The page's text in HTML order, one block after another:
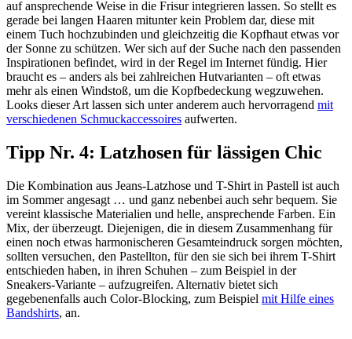
auf ansprechende Weise in die Frisur integrieren lassen. So stellt es
gerade bei langen Haaren mitunter kein Problem dar, diese mit
einem Tuch hochzubinden und gleichzeitig die Kopfhaut etwas vor
der Sonne zu schützen. Wer sich auf der Suche nach den passenden
Inspirationen befindet, wird in der Regel im Internet fündig. Hier
braucht es – anders als bei zahlreichen Hutvarianten – oft etwas
mehr als einen Windstoß, um die Kopfbedeckung wegzuwehen.
Looks dieser Art lassen sich unter anderem auch hervorragend mit
verschiedenen Schmuckaccessoires aufwerten.
Tipp Nr. 4: Latzhosen für lässigen Chic
Die Kombination aus Jeans-Latzhose und T-Shirt in Pastell ist auch
im Sommer angesagt … und ganz nebenbei auch sehr bequem. Sie
vereint klassische Materialien und helle, ansprechende Farben. Ein
Mix, der überzeugt. Diejenigen, die in diesem Zusammenhang für
einen noch etwas harmonischeren Gesamteindruck sorgen möchten,
sollten versuchen, den Pastellton, für den sie sich bei ihrem T-Shirt
entschieden haben, in ihren Schuhen – zum Beispiel in der
Sneakers-Variante – aufzugreifen. Alternativ bietet sich
gegebenenfalls auch Color-Blocking, zum Beispiel mit Hilfe eines
Bandshirts, an.